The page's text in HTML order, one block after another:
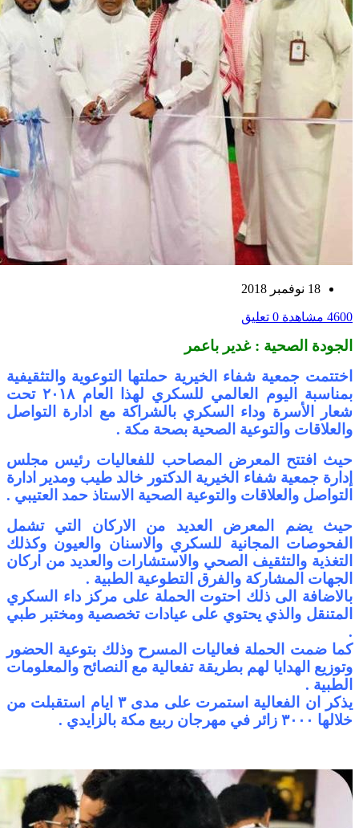
18 نوفمبر 2018
4600 مشاهدة 0 تعليق
الجودة الصحية : غدير باعمر
اختتمت جمعية شفاء الخيرية حملتها التوعوية والتثقيفية
بمناسبة اليوم العالمي للسكري لهذا العام ٢٠١٨ تحت
شعار الأسرة وداء السكري بالشراكة مع ادارة التواصل
والعلاقات والتوعية الصحية بصحة مكة .
حيث افتتح المعرض المصاحب للفعاليات رئيس مجلس
إدارة جمعية شفاء الخيرية الدكتور خالد طيب ومدير ادارة
التواصل والعلاقات والتوعية الصحية الاستاذ حمد العتيبي .
حيث يضم المعرض العديد من الاركان التي تشمل
الفحوصات المجانية للسكري والاسنان والعيون وكذلك
التغذية والتثقيف الصحي والاستشارات والعديد من اركان
الجهات المشاركة والفرق التطوعية الطبية .
بالاضافة الى ذلك احتوت الحملة على مركز داء السكري
المتنقل والذي يحتوي على عيادات تخصصية ومختبر طبي
.
كما ضمت الحملة فعاليات المسرح وذلك بتوعية الحضور
وتوزيع الهدايا لهم بطريقة تفعالية مع النصائح والمعلومات
الطبية .
يذكر ان الفعالية استمرت على مدى ٣ ايام استقبلت من
خلالها ٣٠٠٠ زائر في مهرجان ربيع مكة بالزايدي .